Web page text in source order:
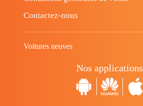
Contactez-nous
Voitures neuves
Nos applications